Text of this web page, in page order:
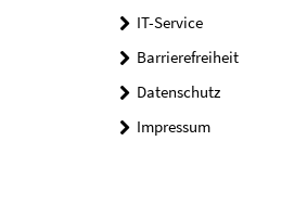
IT-Service
Barrierefreiheit
Datenschutz
Impressum